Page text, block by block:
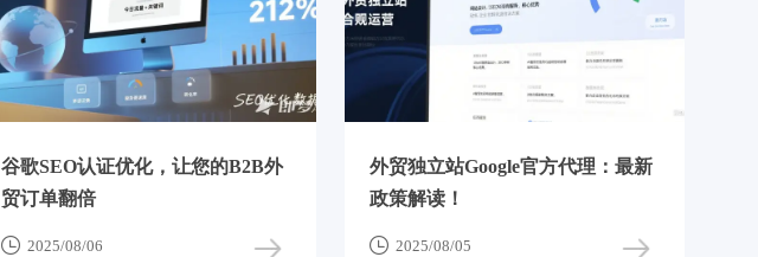
谷歌SEO认证优化，让您的B2B外
贸订单翻倍
 2025/08/06
外贸独立站Google官方代理：最新
政策解读！
 2025/08/05